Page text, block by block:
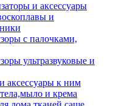
и аксессуары
и
с палочками,
ультразвуковые и
аксессуары к ним
и крема